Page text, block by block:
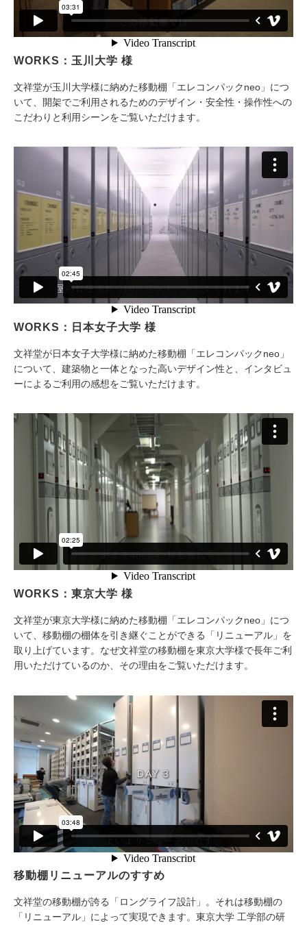
WORKS：玉川大学 様
文祥堂が玉川大学様に納めた移動棚「エレコンパックneo」につ
いて、開架でご利用されるためのデザイン・安全性・操作性への
こだわりと利用シーンをご覧いただけます。
WORKS：日本女子大学 様
文祥堂が日本女子大学様に納めた移動棚「エレコンパックneo」
について、建築物と一体となった高いデザイン性と、インタビュ
ーによるご利用の感想をご覧いただけます。
WORKS：東京大学 様
文祥堂が東京大学様に納めた移動棚「エレコンパックneo」につ
いて、移動棚の棚体を引き継ぐことができる「リニューアル」を
取り上げています。なぜ文祥堂の移動棚を東京大学様で長年ご利
用いただけているのか、その理由をご覧いただけます。
移動棚リニューアルのすすめ
文祥堂の移動棚が誇る「ロングライフ設計」。それは移動棚の
「リニューアル」によって実現できます。東京大学 工学部の研